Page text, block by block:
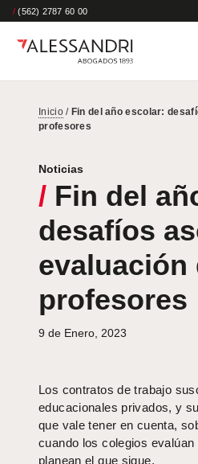
/ (562) 2787 60 00
Inicio/ Fin del año escolar:
profesores
Noticias
/ Fin del
desafíos
evaluación
profesores
9 de Enero, 2023
Los contratos de trabajo
educacionales privados, y
que vale tener en cuenta,
cuando los colegios
planean el que sigue.